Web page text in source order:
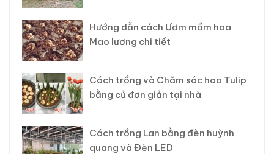
Hướng dẫn cách Ươm mầm hoa
Mao lương chi tiết
Cách trồng và Chăm sóc hoa Tulip
bằng củ đơn giản tại nhà
Cách trồng Lan bằng đèn huỳnh
quang và Đèn LED